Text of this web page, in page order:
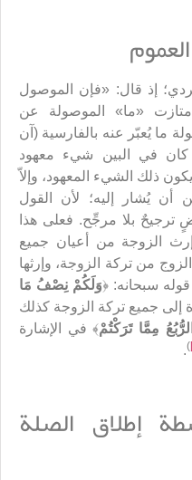
إذ قال: «فإن الموصول
امتازت «ما» الموصولة عن
ما يُعبّر عنه بالفارسية (آن
كان في البين شيء معهود
ذلك الشيء المعهود، وإلاّ
يُشار إليه؛ لأن القول
بلا مرجِّح. فعلى هذا
الزوجة من أعيان جميع
من تركة الزوجة، وإرثها
سبحانه: ﴿وَلَكُمْ نِصْفُ مَا
إلى جميع تركة الزوجة كذلك
مِمَّا تَرَكْتُمْ﴾ في الإشارة
)
.
إطلاق الصلة